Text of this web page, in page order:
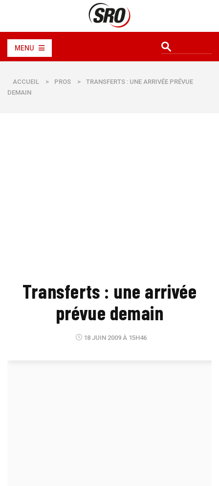
MENU
ACCUEIL > PROS >
TRANSFERTS : UNE ARRIVÉE PRÉVUE
DEMAIN
Transferts : une arrivée
prévue demain
18 JUIN 2009 À 15H46